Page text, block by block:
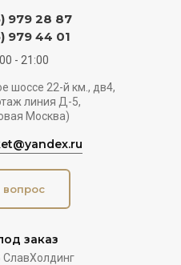
заказ
979 28 87
979 44 01
- 21:00
шоссе 22-й км., дв4,
линия Д-5,
Москва)
вопрос